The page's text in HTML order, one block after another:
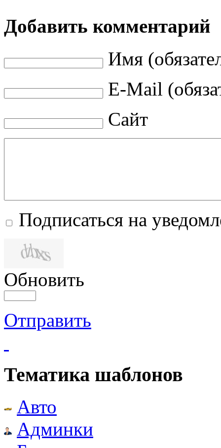
Добавить комментарий
Имя
E-Mail
Сайт
Подписаться на
Обновить
Отправить
Тематика шаблонов
Авто
Админки